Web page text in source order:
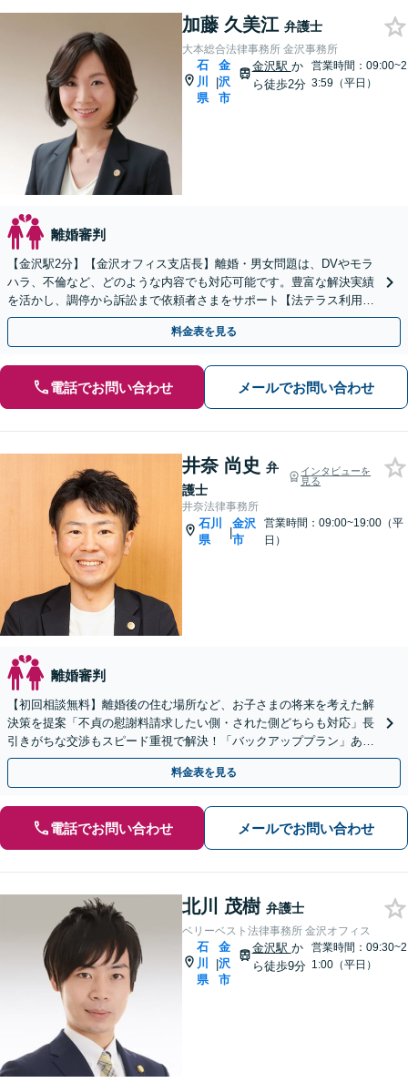
加藤 久美江 弁護士
大本総合法律事務所 金沢事務所
石
川
県
|
金
沢
市
金沢駅 か
ら徒歩2分
営業時間：09:00~2
3:59（平日）
離婚審判
【金沢駅2分】【金沢オフィス支店長】離婚・男女問題は、DVやモラ
ハラ、不倫など、どのような内容でも対応可能です。豊富な解決実績
を活かし、調停から訴訟まで依頼者さまをサポート【法テラス利用
可】【初回30分無料】費用もご相談ください
料金表を見る
電話でお問い合わせ メールでお問い合わせ
井奈 尚史 弁
護士
インタビューを
見る
井奈法律事務所
石川
県
|
金沢
市
営業時間：09:00~19:00（平
日）
離婚審判
【初回相談無料】離婚後の住む場所など、お子さまの将来を考えた解
決策を提案「不貞の慰謝料請求したい側・された側どちらも対応」長
引きがちな交渉もスピード重視で解決！「バックアッププラン」あり
【完全個室】【子連れ相談可】【法テラス可】
料金表を見る
電話でお問い合わせ メールでお問い合わせ
北川 茂樹 弁護士
ベリーベスト法律事務所 金沢オフィス
石
川
県
|
金
沢
市
金沢駅 か
ら徒歩9分
営業時間：09:30~2
1:00（平日）